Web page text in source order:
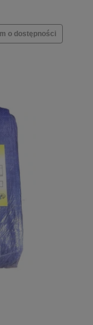
o dostępności